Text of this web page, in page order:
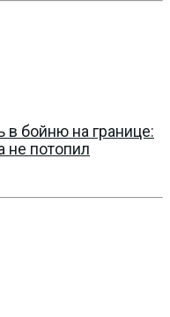
бойню на границе:
не потопил